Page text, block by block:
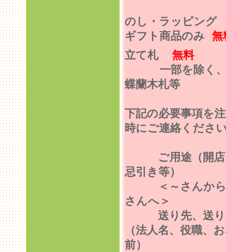
のし・ラッピン
ギフト商品のみ 無
立て札
無料
一部を除く
蝶蘭木札等
下記の必要事項を
時にご連絡くださ
ご用途（開店
忌引き等）
＜～さんから
さんへ＞
送り先、送り
（法人名、役職、
前）